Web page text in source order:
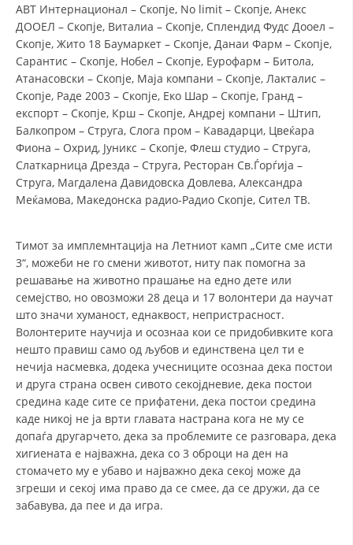
АВТ Интернационал – Скопје, No limit – Скопје, Анекс
ДООЕЛ – Скопје, Виталиа – Скопје, Сплендид Фудс Дооел –
Скопје, Жито 18 Баумаркет – Скопје, Данаи Фарм – Скопје,
Сарантис – Скопје, Нобел – Скопје, Еурофарм – Битола,
Атанасовски – Скопје, Маја компани – Скопје, Лакталис –
Скопје, Раде 2003 – Скопје, Еко Шар – Скопје, Гранд –
експорт – Скопје, Крш – Скопје, Андреј компани – Штип,
Балкопром – Струга, Слога пром – Кавадарци, Цвеќара
Фиона – Охрид, Јуникс – Скопје, Флеш студио – Струга,
Слаткарница Дрезда – Струга, Ресторан Св.Ѓорѓија –
Струга, Магдалена Давидовска Довлева, Александра
Меќамова, Македонска радио-Радио Скопје, Сител ТВ.
Тимот за имплемнтација на Летниот камп „Сите сме исти
3“, можеби не го смени животот, ниту пак помогна за
решавање на животно прашање на едно дете или
семејство, но овозможи 28 деца и 17 волонтери да научат
што значи хуманост, еднаквост, непристрасност.
Волонтерите научија и осознаа кои се придобивките кога
нешто правиш само од љубов и единствена цел ти е
нечија насмевка, додека учесниците осознаа дека постои
и друга страна освен сивото секојдневие, дека постои
средина каде сите се прифатени, дека постои средина
каде никој не ја врти главата настрана кога не му се
допаѓа другарчето, дека за проблемите се разговара, дека
хигиената е најважна, дека со 3 оброци на ден на
стомачето му е убаво и најважно дека секој може да
згреши и секој има право да се смее, да се дружи, да се
забавува, да пее и да игра.